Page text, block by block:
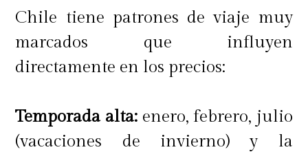
conocerán en el viaje, destacan San
Blas, el barrio de los artesanos, el
Palacio Inca Roca, Pisac, ubicado en
salineras de Maras. ¡Inolvidable
para crear recuerdos con los niños!
Chile tiene patrones de viaje muy
marcados que influyen
directamente en los precios:
Temporada alta:enero, febrero, julio
(vacaciones de invierno) y la